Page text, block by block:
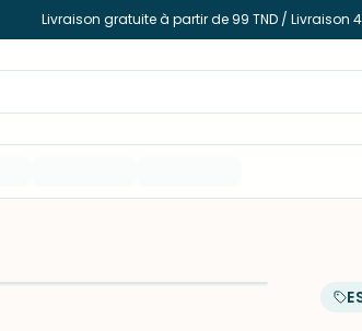
Livraison gratuite à partir de 99 TND / Livraison